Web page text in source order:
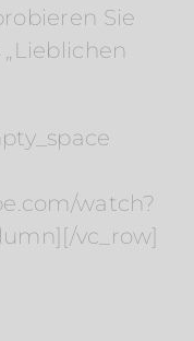
Sie
watch?
vc_row]